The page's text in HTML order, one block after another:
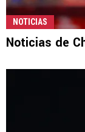
NOTICIAS
Noticias de